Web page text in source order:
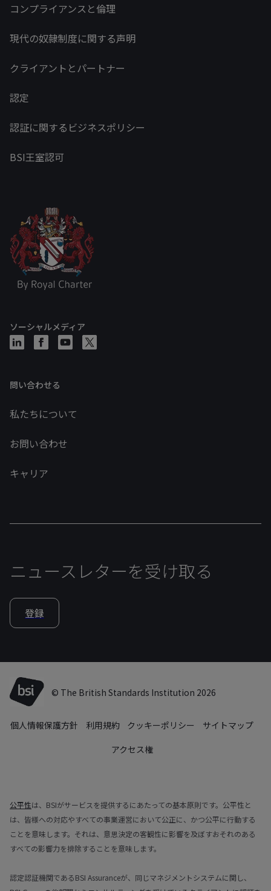
コンプライアンスと倫理
現代の奴隷制度に関する声明
クライアントとパートナー
認定
認証に関するビジネスポリシー
BSI王室認可
ソーシャルメディア
問い合わせる
私たちについて
お問い合わせ
キャリア
ニュースレターを受け取る
登録
© The British Standards Institution 2026
個人情報保護方針 利用規約 クッキーポリシー
サイトマップ
アクセス権
公平性は、BSIがサービスを提供するにあたっての基本原則です。公平性と
は、皆様への対応やすべての事業運営において公正に、かつ公平に行動する
ことを意味します。それは、意思決定の客観性に影響を及ぼすおそれのある
すべての影響力を排除することを意味します。
認定認証機関であるBSI Assuranceが、同じマネジメントシステムに関し、